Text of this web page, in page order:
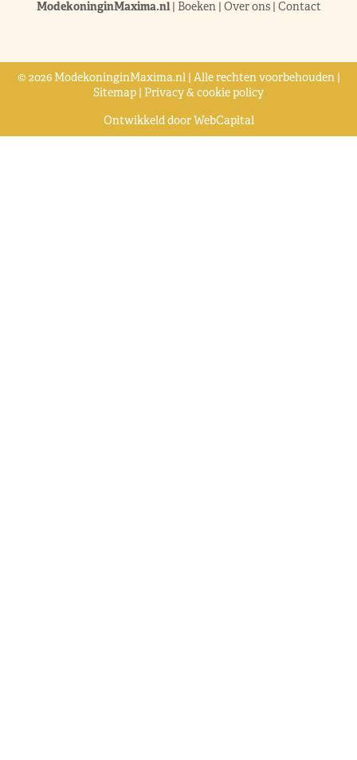
ModekoninginMaxima.nl| Boeken| Over ons| Contact
© 2026 ModekoninginMaxima.nl | Alle rechten voorbehouden |
Sitemap | Privacy & cookie policy
Ontwikkeld doorWebCapital